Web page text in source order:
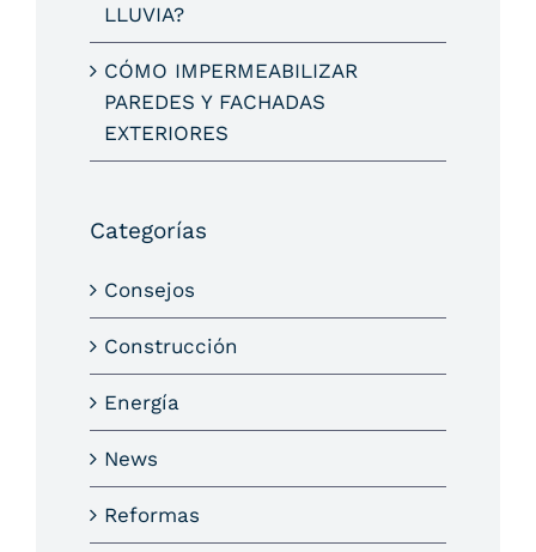
LLUVIA?
CÓMO IMPERMEABILIZAR
PAREDES Y FACHADAS
EXTERIORES
Categorías
Consejos
Construcción
Energía
News
Reformas